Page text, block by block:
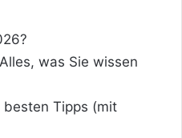
was Sie wissen
besten Tipps (mit